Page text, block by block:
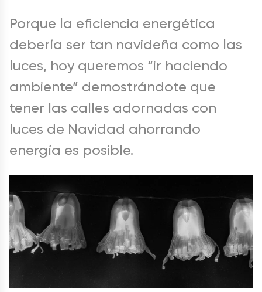
Porque la eficiencia energética
debería ser tan navideña como las
luces, hoy queremos “ir haciendo
ambiente” demostrándote que
tener las calles adornadas con
luces de Navidad ahorrando
energía es posible.